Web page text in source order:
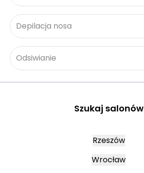
Depilacja nosa
Odsiwianie
Szukaj salonów
Rzeszów
Wrocław